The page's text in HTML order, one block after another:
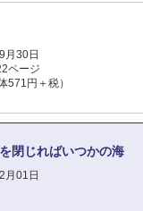
月30日
ページ
571円＋税）
閉じればいつかの海
月01日